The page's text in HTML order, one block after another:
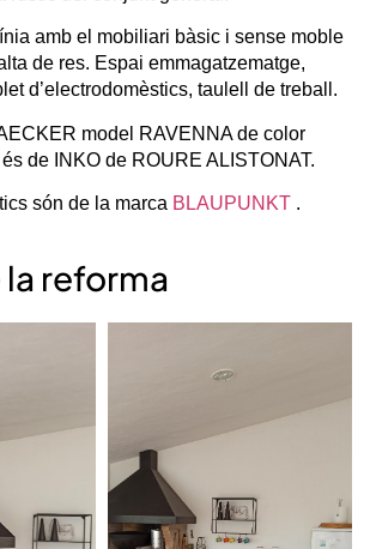
amb el mobiliari bàsic i sense moble
de res. Espai emmagatzematge,
d’electrodomèstics, taulell de treball.
model RAVENNA de color
de INKO de ROURE ALISTONAT.
són de la marca BLAUPUNKT .
reforma